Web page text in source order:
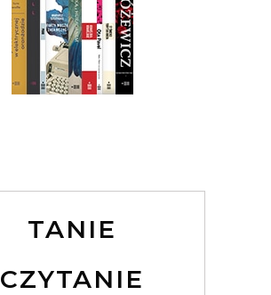
TANIE
CZYTANIE